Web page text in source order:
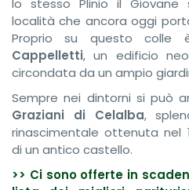
lo stesso Plinio il Giovane
località che ancora oggi
Proprio su questo colle
Cappelletti, un edificio
circondata da un ampio
Sempre nei dintorni si può
Graziani di Celalba,
rinascimentale ottenuta nel
di un antico castello.
>> Ci sono offerte in